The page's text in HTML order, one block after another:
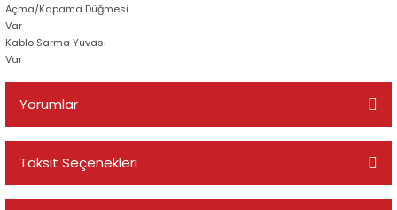
Açma/Kapama Düğmesi
Var
Kablo Sarma Yuvası
Var
Yorumlar
Taksit Seçenekleri